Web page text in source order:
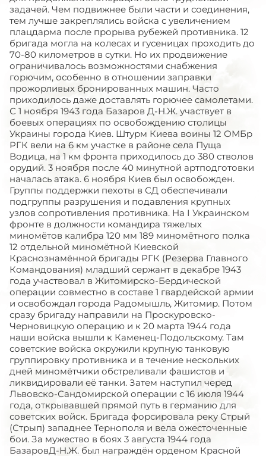
задачей. Чем подвижнее были части и соединения,
тем лучше закреплялись войска с увеличением
плацдарма после прорыва рубежей противника. 12
бригада могла на колесах и гусеницах проходить до
70-80 километров в сутки. Но их продвижение
ограничивалось возможностями снабжения
горючим, особенно в отношении заправки
прожорливых бронированных машин. Часто
приходилось даже доставлять горючее самолетами.
С 1 ноября 1943 года Базаров Д-Н.Ж. участвует в
боевых операциях по освобождению столицы
Украины города Киев. Штурм Киева воины 12 ОМБр
РГК вели на 6 км участке в районе села Пуща
Водица, на 1 км фронта приходилось до 380 стволов
орудий. 3 ноября после 40 минутной артподготовки
началась атака. 6 ноября Киев был освобожден.
Группы поддержки пехоты в СД обеспечивали
подгруппы разрушения и подавления крупных
узлов сопротивления противника. На I Украинском
фронте в должности командира тяжелых
миномётов калибра 120 мм 189 миномётного полка
12 отдельной миномётной Киевской
Краснознамённой бригады РГК (Резерва Главного
Командования) младший сержант в декабре 1943
года участвовал в Житомирско-Бердической
операции совместно в составе 1 гвардейской армии
и освобождал города Радомышль, Житомир. Потом
сразу бригаду направили на Проскуровско-
Черновицкую операцию и к 20 марта 1944 года
наши войска вышли к Каменец-Подольскому. Там
советские войска окружили крупную танковую
группировку противника и в течение нескольких
дней миномётчики обстреливали фашистов и
ликвидировали её танки. Затем наступил черед
Львовско-Сандомирской операции с 16 июля 1944
года, открывавшей прямой путь в германию для
советских войск. Бригада форсировала реку Стрый
(Стрып) западнее Тернополя и вела ожесточенные
бои. За мужество в боях 3 августа 1944 года
БазаровД-Н.Ж. был награждён орденом Красной